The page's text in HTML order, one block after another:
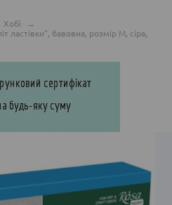
Хобі
→
ластівки", бавовна, розмір M, сіра,